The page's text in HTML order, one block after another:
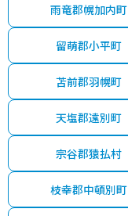
雨竜郡幌加内町
留萌郡小平町
苫前郡羽幌町
天塩郡遠別町
宗谷郡猿払村
枝幸郡中頓別町